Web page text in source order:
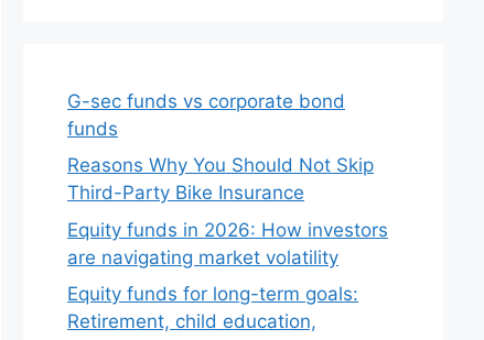
G-sec funds vs corporate bond
funds
Reasons Why You Should Not Skip
Third-Party Bike Insurance
Equity funds in 2026: How investors
are navigating market volatility
Equity funds for long-term goals:
Retirement, child education,